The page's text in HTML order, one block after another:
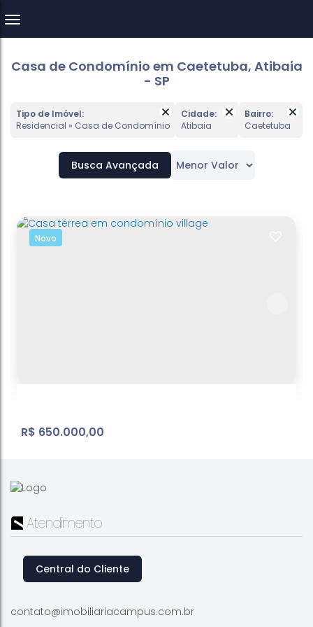
Casa de Condomínio em Caetetuba, Atibaia
- SP
Tipo de Imóvel:
Residencial » Casa de Condomínio
Cidade:
Atibaia
Bairro:
Caetetuba
Busca Avançada
Novo
Casa térrea em condomínio village
R$ 650.000,00
Caetetuba ,Atibaia,São Paulo ,Brasil
Atendimento
Central do Cliente
contato@imobiliariacampus.com.br